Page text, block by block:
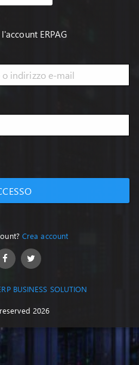
ERPAG
Crea account
BUSINESS SOLUTION
2026